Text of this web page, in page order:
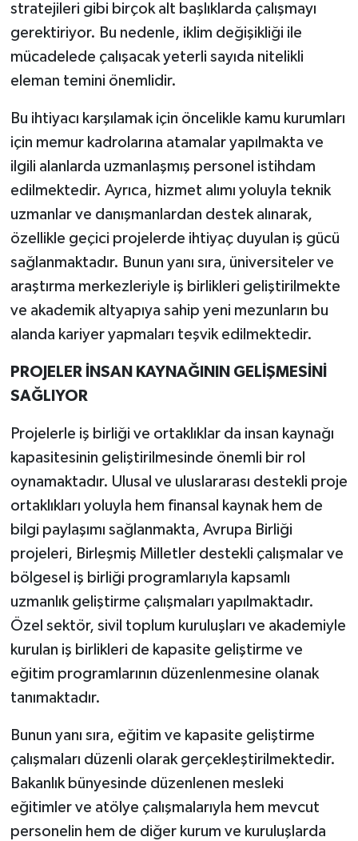
stratejileri gibi birçok alt başlıklarda çalışmayı
gerektiriyor. Bu nedenle, iklim değişikliği ile
mücadelede çalışacak yeterli sayıda nitelikli
eleman temini önemlidir.
Bu ihtiyacı karşılamak için öncelikle kamu kurumları
için memur kadrolarına atamalar yapılmakta ve
ilgili alanlarda uzmanlaşmış personel istihdam
edilmektedir. Ayrıca, hizmet alımı yoluyla teknik
uzmanlar ve danışmanlardan destek alınarak,
özellikle geçici projelerde ihtiyaç duyulan iş gücü
sağlanmaktadır. Bunun yanı sıra, üniversiteler ve
araştırma merkezleriyle iş birlikleri geliştirilmekte
ve akademik altyapıya sahip yeni mezunların bu
alanda kariyer yapmaları teşvik edilmektedir.
PROJELER İNSAN KAYNAĞININ GELİŞMESİNİ
SAĞLIYOR
Projelerle iş birliği ve ortaklıklar da insan kaynağı
kapasitesinin geliştirilmesinde önemli bir rol
oynamaktadır. Ulusal ve uluslararası destekli proje
ortaklıkları yoluyla hem finansal kaynak hem de
bilgi paylaşımı sağlanmakta, Avrupa Birliği
projeleri, Birleşmiş Milletler destekli çalışmalar ve
bölgesel iş birliği programlarıyla kapsamlı
uzmanlık geliştirme çalışmaları yapılmaktadır.
Özel sektör, sivil toplum kuruluşları ve akademiyle
kurulan iş birlikleri de kapasite geliştirme ve
eğitim programlarının düzenlenmesine olanak
tanımaktadır.
Bunun yanı sıra, eğitim ve kapasite geliştirme
çalışmaları düzenli olarak gerçekleştirilmektedir.
Bakanlık bünyesinde düzenlenen mesleki
eğitimler ve atölye çalışmalarıyla hem mevcut
personelin hem de diğer kurum ve kuruluşlarda